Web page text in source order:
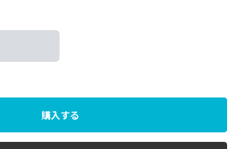
購入する